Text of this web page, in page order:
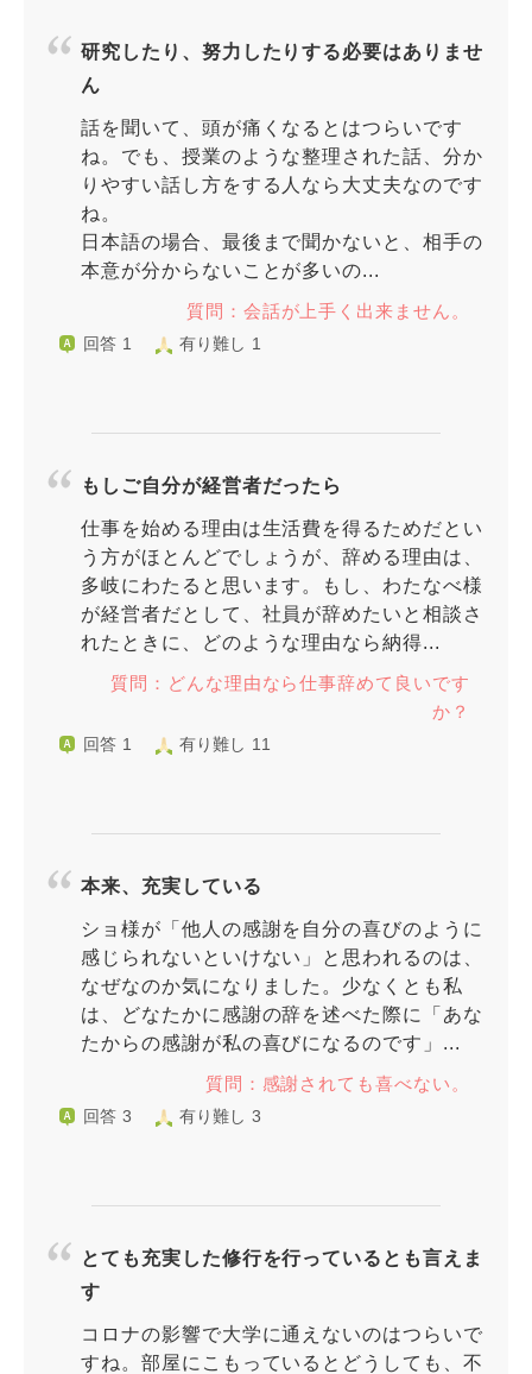
研究したり、努力したりする必要はありませ
ん
話を聞いて、頭が痛くなるとはつらいです
ね。でも、授業のような整理された話、分か
りやすい話し方をする人なら大丈夫なのです
ね。
日本語の場合、最後まで聞かないと、相手の
本意が分からないことが多いの...
質問：会話が上手く出来ません。
回答 1 有り難し 1
もしご自分が経営者だったら
仕事を始める理由は生活費を得るためだとい
う方がほとんどでしょうが、辞める理由は、
多岐にわたると思います。もし、わたなべ様
が経営者だとして、社員が辞めたいと相談さ
れたときに、どのような理由なら納得...
質問：どんな理由なら仕事辞めて良いです
か？
回答 1 有り難し 11
本来、充実している
ショ様が「他人の感謝を自分の喜びのように
感じられないといけない」と思われるのは、
なぜなのか気になりました。少なくとも私
は、どなたかに感謝の辞を述べた際に「あな
たからの感謝が私の喜びになるのです」...
質問：感謝されても喜べない。
回答 3 有り難し 3
とても充実した修行を行っているとも言えま
す
コロナの影響で大学に通えないのはつらいで
すね。部屋にこもっているとどうしても、不